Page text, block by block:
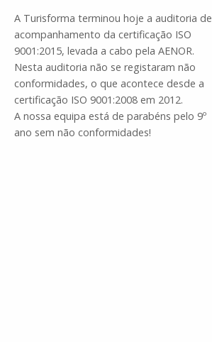
A Turisforma terminou hoje a auditoria de
acompanhamento da certificação ISO
9001:2015, levada a cabo pela AENOR.
Nesta auditoria não se registaram não
conformidades, o que acontece desde a
certificação ISO 9001:2008 em 2012.
A nossa equipa está de parabéns pelo 9º
ano sem não conformidades!